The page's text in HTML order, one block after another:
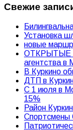
Свежие
Установка
новые
ОТКРЫТЫЕ
агентства в
В Куркино
ДТП в
С 1 июля в
15%
Район
Спортсмены